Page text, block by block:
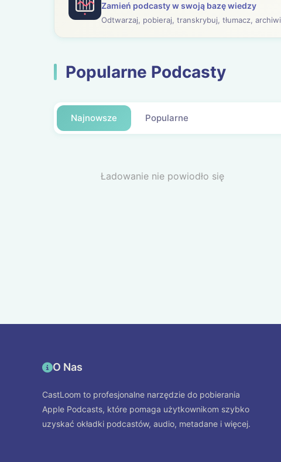
Zamień podcasty w swoją bazę wiedzy
Odtwarzaj, pobieraj, transkrybuj, tłumacz,
Popularne Podcasty
Najnowsze Popularne
Ładowanie nie powiodło się
O Nas
CastLoom to profesjonalne narzędzie do pobierania
Apple Podcasts, które pomaga użytkownikom szybko
uzyskać okładki podcastów, audio, metadane i więcej.